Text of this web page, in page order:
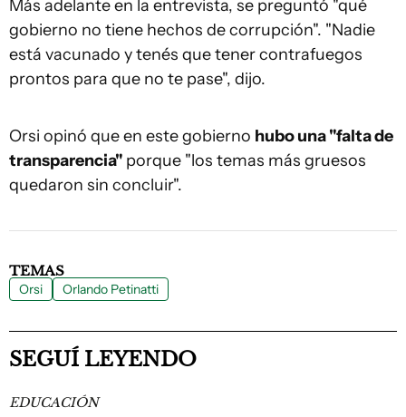
Más adelante en la entrevista, se preguntó "qué
gobierno no tiene hechos de corrupción". "Nadie
está vacunado y tenés que tener contrafuegos
prontos para que no te pase", dijo.
Orsi opinó que en este gobierno hubo una "falta de
transparencia" porque "los temas más gruesos
quedaron sin concluir".
TEMAS
Orsi Orlando Petinatti
SEGUÍ LEYENDO
EDUCACIÓN